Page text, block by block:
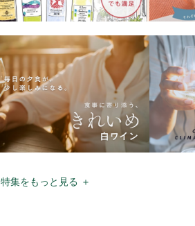
特集をもっと見る ＋